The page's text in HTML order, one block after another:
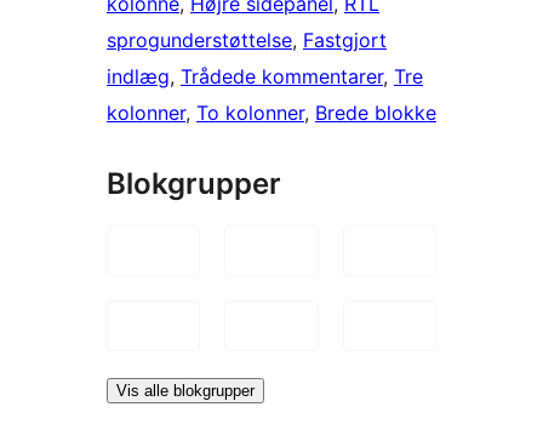
sprogunderstøttelse, Fastgjort
indlæg, Trådede kommentarer, Tre
kolonner, To kolonner, Brede blokke
Blokgrupper
Vis alle blokgrupper